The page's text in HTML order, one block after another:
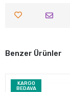
Benzer Ürünler
KARGO
BEDAVA